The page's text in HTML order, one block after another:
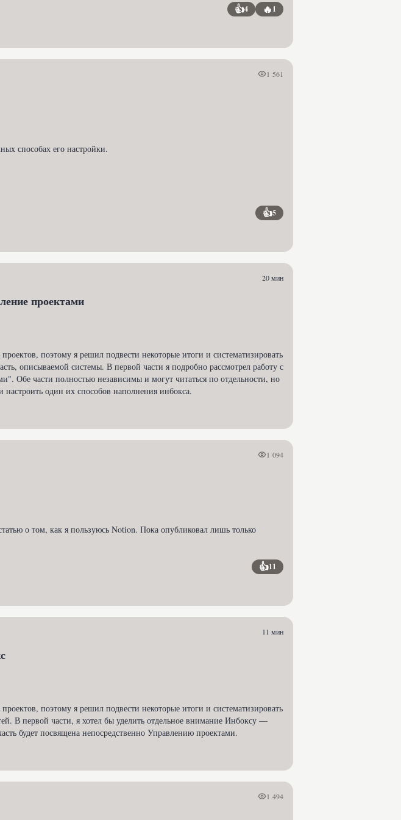
👍4 🔥1
1 561
способах его настройки.
👍5
20 мин
проектами
поэтому я решил подвести некоторые итоги и систематизировать
описываемой системы. В первой части я подробно рассмотрел работу с
Обе части полностью независимы и могут читаться по отдельности, но
один их способов наполнения инбокса.
1 094
о том, как я пользуюсь Notion. Пока опубликовал лишь только
👍11
11 мин
поэтому я решил подвести некоторые итоги и систематизировать
В первой части, я хотел бы уделить отдельное внимание Инбоксу —
будет посвящена непосредственно Управлению проектами.
1 494